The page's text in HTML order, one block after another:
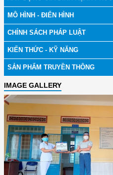
MÔ HÌNH - ĐIỂN HÌNH
CHÍNH SÁCH PHÁP LUẬT
KIẾN THỨC - KỸ NĂNG
SẢN PHẨM TRUYỀN THÔNG
IMAGE GALLERY